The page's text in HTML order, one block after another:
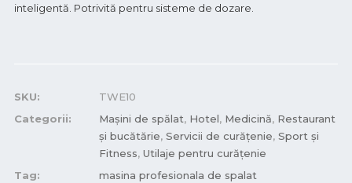
inteligentă. Potrivită pentru sisteme de dozare.
SKU:
TWE10
Categorii:
Mașini de spălat, Hotel, Medicină, Restaurant
și bucătărie, Servicii de curățenie, Sport și
Fitness, Utilaje pentru curățenie
Tag:
masina profesionala de spalat